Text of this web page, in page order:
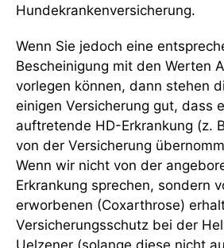
Hundekrankenversicherung.
Wenn Sie jedoch eine
Bescheinigung mit den Werten
vorlegen können, dann stehen
einigen Versicherung gut, dass
auftretende HD-Erkrankung (z.
von der Versicherung
Wenn wir nicht von der
Erkrankung sprechen, sondern
erworbenen (Coxarthrose)
Versicherungsschutz bei der